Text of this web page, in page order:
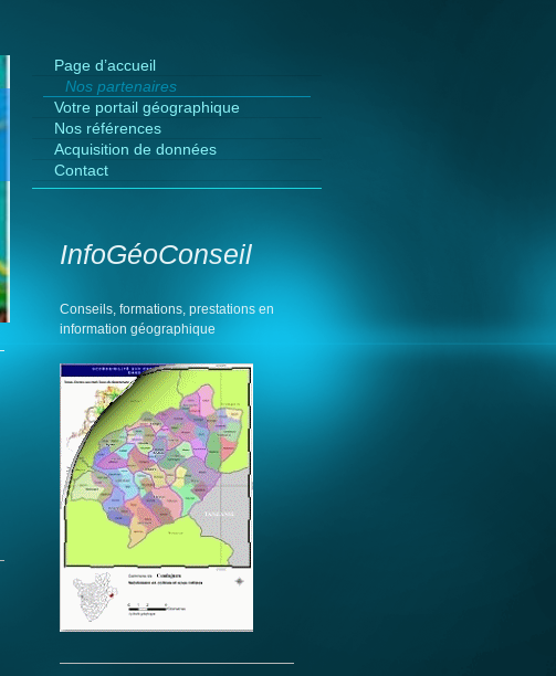
Page d’accueil
Nos partenaires
Votre portail géographique
Nos références
Acquisition de données
Contact
InfoGéoConseil
Conseils, formations, prestations en
information géographique